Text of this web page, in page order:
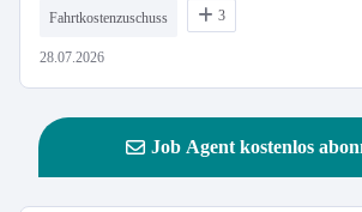
Fahrtkostenzuschuss 3
28.07.2026
Job Agent kostenlos